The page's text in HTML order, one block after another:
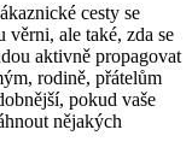
cesty se
věrni, ale také, zda se
aktivně propagovat
rodině, přátelům
pokud vaše
nějakých